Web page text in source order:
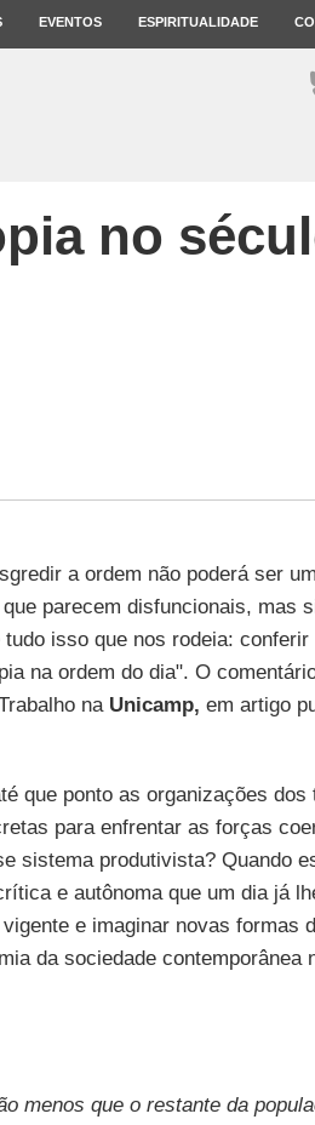
EVENTOS ESPIRITUALIDADE
no
a ordem não poderá ser
parecem disfuncionais, mas
isso que nos rodeia:
na ordem do dia". O
na Unicamp, em artigo
que ponto as organizações dos
para enfrentar as forças
sistema produtivista? Quando
e autônoma que um dia já
e imaginar novas formas
da sociedade contemporânea
menos que o restante da